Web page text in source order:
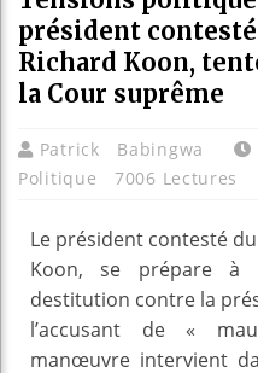
président
Richard Koon,
la Cour suprême
Patrick Babingwa
Politique
7006 Lectures
Le président contesté
Koon, se prépare à
destitution contre la
l’accusant de «
manœuvre intervient